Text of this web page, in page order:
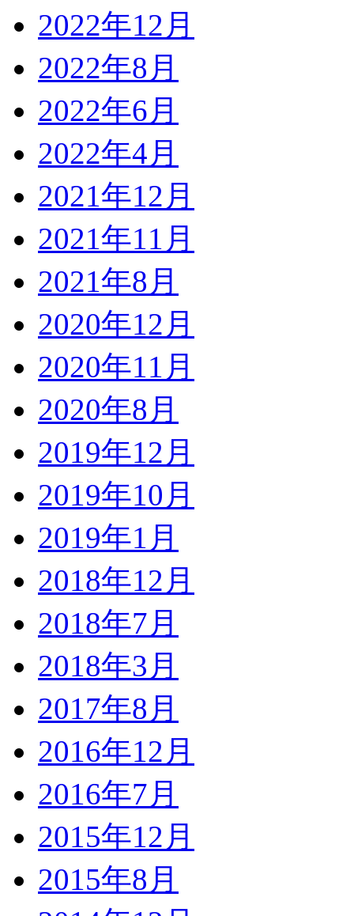
2022年12月
2022年8月
2022年6月
2022年4月
2021年12月
2021年11月
2021年8月
2020年12月
2020年11月
2020年8月
2019年12月
2019年10月
2019年1月
2018年12月
2018年7月
2018年3月
2017年8月
2016年12月
2016年7月
2015年12月
2015年8月